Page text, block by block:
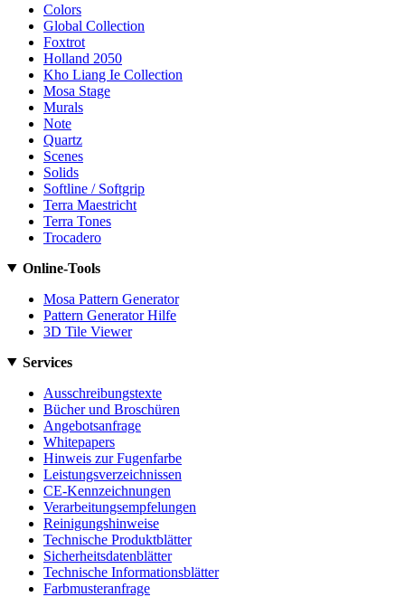
Colors
Global Collection
Foxtrot
Holland 2050
Kho Liang Ie Collection
Mosa Stage
Murals
Note
Quartz
Scenes
Solids
Softline / Softgrip
Terra Maestricht
Terra Tones
Trocadero
Online-Tools
Mosa Pattern Generator
Pattern Generator Hilfe
3D Tile Viewer
Services
Ausschreibungstexte
Bücher und Broschüren
Angebotsanfrage
Whitepapers
Hinweis zur Fugenfarbe
Leistungsverzeichnissen
CE-Kennzeichnungen
Verarbeitungsempfelungen
Reinigungshinweise
Technische Produktblätter
Sicherheitsdatenblätter
Technische Informationsblätter
Farbmusteranfrage